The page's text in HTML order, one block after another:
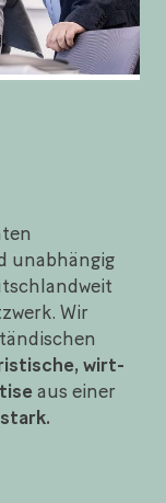
unabhängig
Wir
wirt­
aus einer